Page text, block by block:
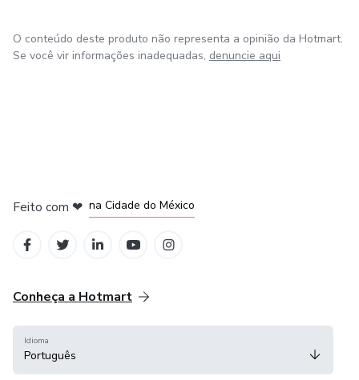
O conteúdo deste produto não representa a opinião da Hotmart.
Se você vir informações inadequadas, denuncie aqui
Feito com ❤ na Cidade do México
Conheça a Hotmart
Idioma
Português